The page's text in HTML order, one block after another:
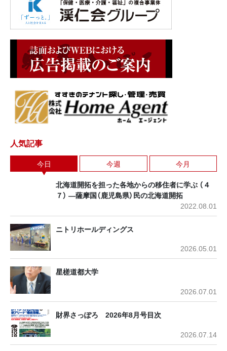
人気記事
今日 今週 今月
北海道開拓を担った各地からの移住者に学ぶ （４
７） ―薩摩国（鹿児島県）民の北海道開拓
2022.08.01
ニトリホールディングス
2026.05.01
星槎道都大学
2026.07.01
財界さっぽろ 2026年8月号目次
2026.07.14